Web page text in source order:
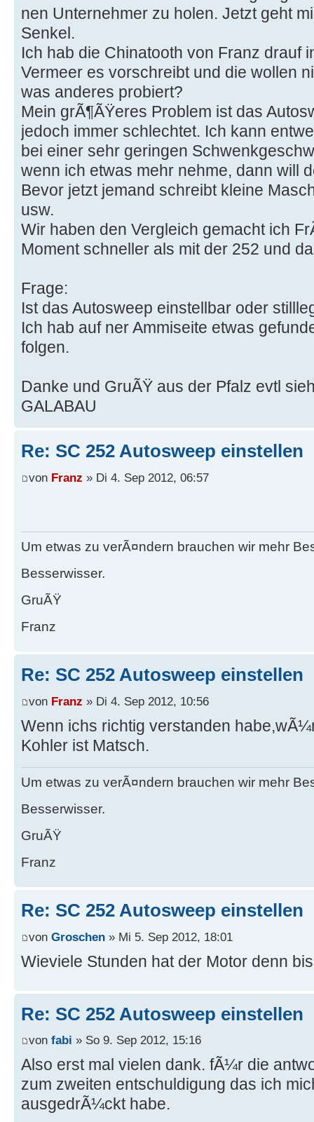
nen Unternehmer zu holen. Jetzt geht
Senkel.
Ich hab die Chinatooth von Franz drauf
Vermeer es vorschreibt und die wollen
was anderes probiert?
Mein grÃ¶ÃŸeres Problem ist das
jedoch immer schlechtet. Ich kann
bei einer sehr geringen
wenn ich etwas mehr nehme, dann will
Bevor jetzt jemand schreibt kleine
usw.
Wir haben den Vergleich gemacht ich
Moment schneller als mit der 252 und
Frage:
Ist das Autosweep einstellbar oder
Ich hab auf ner Ammiseite etwas
folgen.
Danke und GruÃŸ aus der Pfalz evtl
GALABAU
Re: SC 252 Autosweep einstellen
von Franz » Di 4. Sep 2012, 06:57
Um etwas zu verÃ¤ndern brauchen wir mehr
Besserwisser.
GruÃŸ
Franz
Re: SC 252 Autosweep einstellen
von Franz » Di 4. Sep 2012, 10:56
Wenn ichs richtig verstanden
Kohler ist Matsch.
Um etwas zu verÃ¤ndern brauchen wir mehr
Besserwisser.
GruÃŸ
Franz
Re: SC 252 Autosweep einstellen
von Groschen » Mi 5. Sep 2012, 18:01
Wieviele Stunden hat der Motor denn
Re: SC 252 Autosweep einstellen
von fabi » So 9. Sep 2012, 15:16
Also erst mal vielen dank. fÃ¼r die
zum zweiten entschuldigung das ich
ausgedrÃ¼ckt habe.